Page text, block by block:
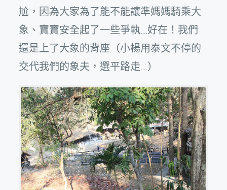
尬，因為大家為了能不能讓準媽媽騎乘大
象、寶寶安全起了一些爭執…好在！我們
還是上了大象的背座（小楊用泰文不停的
交代我們的象夫，選平路走…）